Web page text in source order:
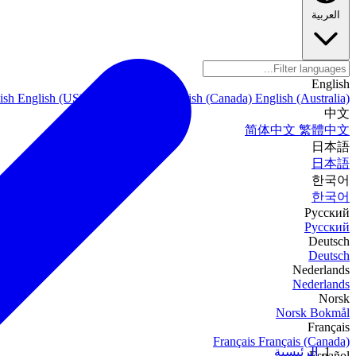
العربية
English
English (US) English (Canada) English (Australia)
中文
简体中文 繁體中文
日本語
日本語
한국어
한국어
Русский
Русский
Deutsch
Deutsch
Nederlands
Nederlands
Norsk
Norsk Bokmål
Français
Français Français (Canada)
الرئيسية